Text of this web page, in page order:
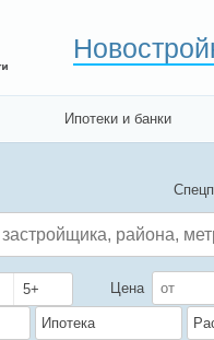
Ипотеки и банки
5+ Цена
Ипотека